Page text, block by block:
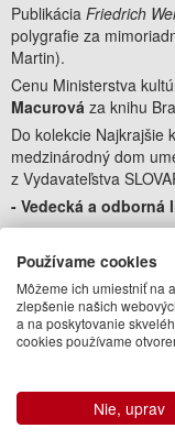
Publikácia Friedrich
polygrafie za
Martin).
Cenu Ministerstva
Macurová za knihu
Do kolekcie Najkrajšie
medzinárodný dom
z Vydavateľstva
- Vedecká a
Fot. Olja Triaška
Vydavateľstvo
Martin
-Literatúra pre deti a
M. Lazárová:
Il. Andrea Tachezy,
Používame cookies
Môžeme ich umiestniť na
zlepšenie našich
a na poskytovanie
cookies používame
Nie, uprav